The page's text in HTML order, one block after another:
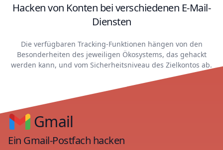
Hacken von Konten bei verschiedenen E-Mail-
Diensten
Die verfügbaren Tracking-Funktionen hängen von den
Besonderheiten des jeweiligen Ökosystems, das gehackt
werden kann, und vom Sicherheitsniveau des Zielkontos ab.
Gmail
Ein Gmail-Postfach hacken